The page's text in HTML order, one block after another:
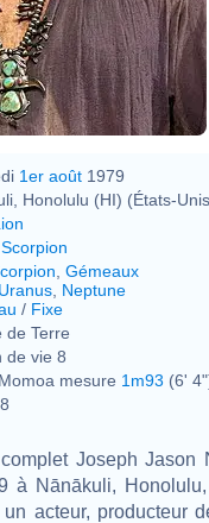
1er août 1979
Honolulu (HI) (États-
Gémeaux
Uranus Neptune
/ Fixe
de Terre
de vie 8
mesure 1m93 (6'
Joseph Jason
à Nānākuli, Honolulu,
acteur, producteur